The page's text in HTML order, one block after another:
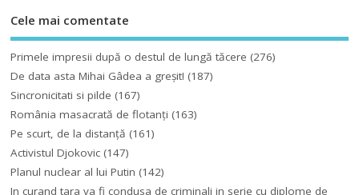
Cele mai comentate
Primele impresii după o destul de lungă tăcere (276)
De data asta Mihai Gâdea a greşit! (187)
Sincronicitati si pilde (167)
România masacrată de flotanţi (163)
Pe scurt, de la distanță (161)
Activistul Djokovic (147)
Planul nuclear al lui Putin (142)
In curand tara va fi condusa de criminali in serie cu diplome de